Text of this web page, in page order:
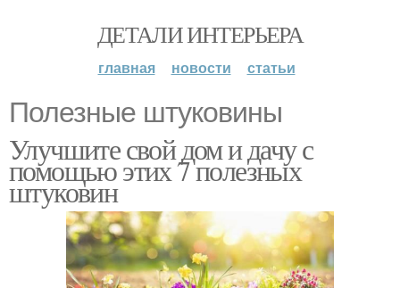
ДЕТАЛИ ИНТЕРЬЕРА
главная новости статьи
Полезные штуковины
Улучшите свой дом и дачу с
помощью этих 7 полезных
штуковин